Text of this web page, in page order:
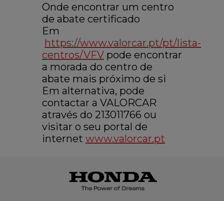
Onde encontrar um centro
de abate certificado
Em
https://www.valorcar.pt/pt/lista-
centros/VFV pode encontrar
a morada do centro de
abate mais próximo de si
Em alternativa, pode
contactar a VALORCAR
através do 213011766 ou
visitar o seu portal de
internet www.valorcar.pt